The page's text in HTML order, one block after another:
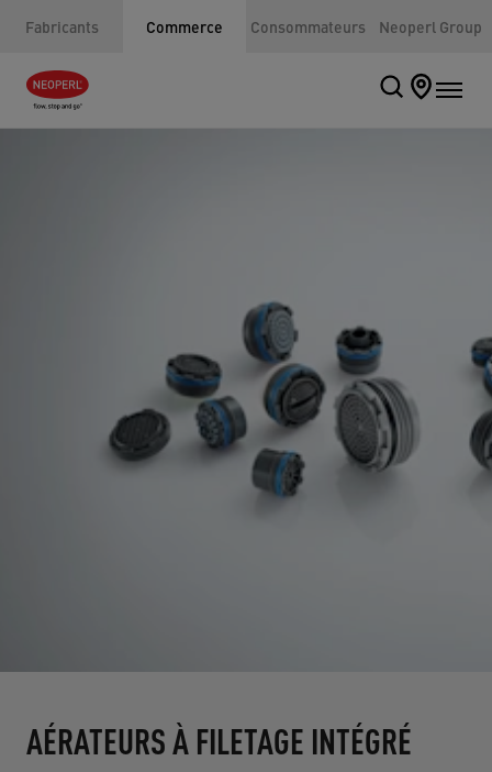
Fabricants Commerce Consommateurs Neoperl Group
AÉRATEURS À FILETAGE INTÉGRÉ